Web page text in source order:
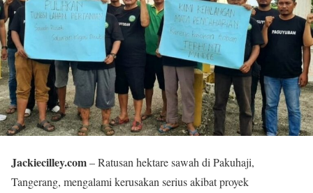
Jackiecilley.com– Ratusan hektare sawah di Pakuhaji,
Tangerang, mengalami kerusakan serius akibat proyek